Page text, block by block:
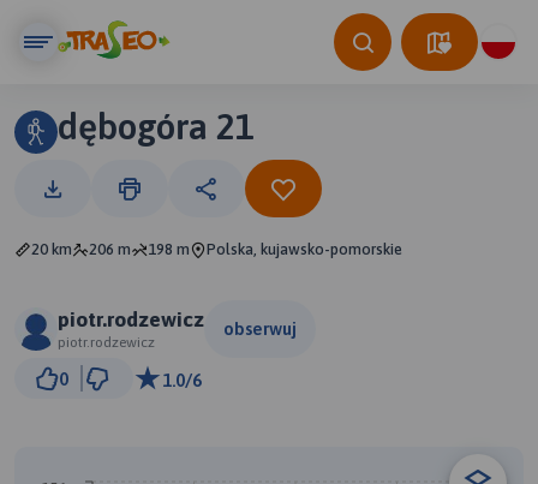
dębogóra 21
20 km 206 m 198 m Polska, kujawsko-pomorskie
piotr.rodzewicz
piotr.rodzewicz
obserwuj
0 1.0/6